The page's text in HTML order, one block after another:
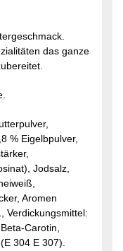
das ganze
% Eigelbpulver,
Jodsalz,
Aromen
Verdickungsmittel:
Carotin,
304 E 307).